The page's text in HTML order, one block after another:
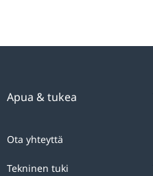
Apua & tukea
Ota yhteyttä
Tekninen tuki